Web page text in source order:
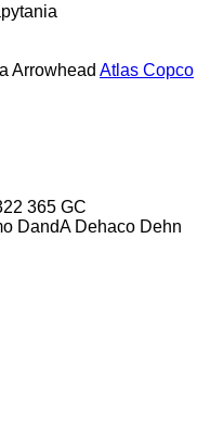
Arrowhead Atlas Copco
365 GC
DandA Dehaco Dehn